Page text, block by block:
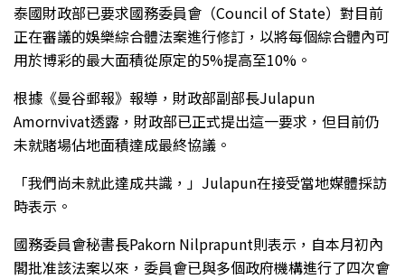
泰國財政部已要求國務委員會（Council of State）對目前
正在審議的娛樂綜合體法案進行修訂，以將每個綜合體內可
用於博彩的最大面積從原定的5%提高至10%。
根據《曼谷郵報》報導，財政部副部長Julapun
Amornvivat透露，財政部已正式提出這一要求，但目前仍
未就賭場佔地面積達成最終協議。
「我們尚未就此達成共識，」Julapun在接受當地媒體採訪
時表示。
國務委員會秘書長Pakorn Nilprapunt則表示，自本月初內
閣批准該法案以來，委員會已與多個政府機構進行了四次會